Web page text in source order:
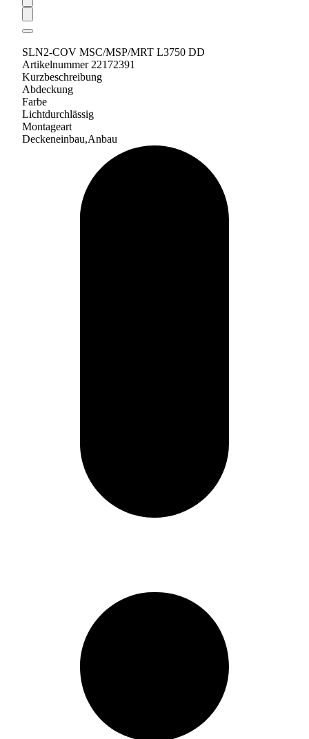
SLN2-COV MSC/MSP/MRT L3750 DD
Artikelnummer 22172391
Kurzbeschreibung
Abdeckung
Farbe
Lichtdurchlässig
Montageart
Deckeneinbau,Anbau